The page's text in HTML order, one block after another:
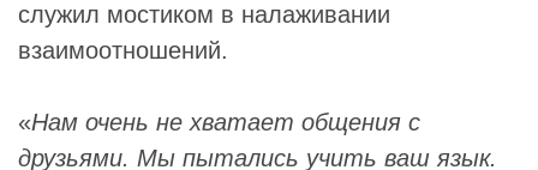
служил мостиком в налаживании
взаимоотношений.
«Нам очень не хватает общения с
друзьями. Мы пытались учить ваш язык.